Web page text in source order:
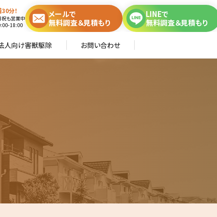
分！
も営業中
18:00
メールで
無料調査＆見積もり
LINEで
無料調査＆見積もり
人向け害獣駆除 お問い合わせ